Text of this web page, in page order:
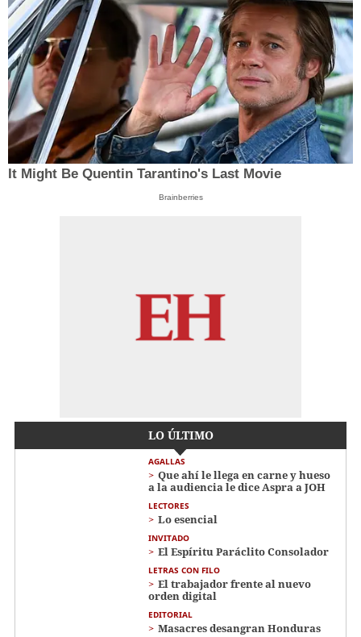
It Might Be Quentin Tarantino's Last Movie
Brainberries
LO ÚLTIMO
AGALLAS
Que ahí le llega en carne y hueso
a la audiencia le dice Aspra a JOH
LECTORES
Lo esencial
INVITADO
El Espíritu Paráclito Consolador
LETRAS CON FILO
El trabajador frente al nuevo
orden digital
EDITORIAL
Masacres desangran Honduras